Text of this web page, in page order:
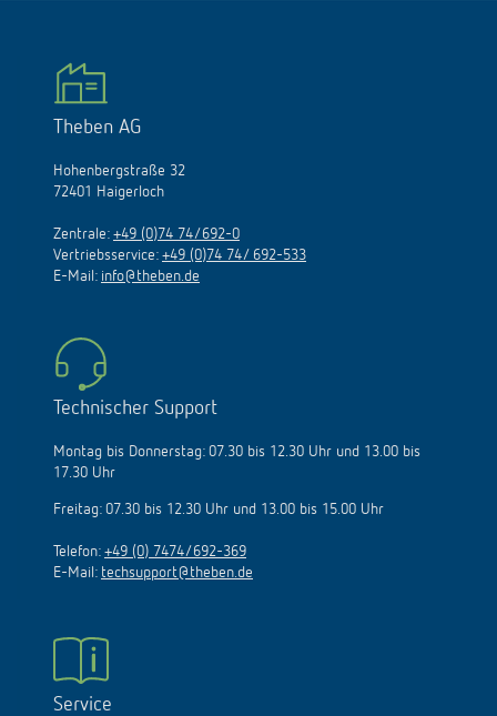
Theben AG
Hohenbergstraße 32
72401 Haigerloch
Zentrale: +49 (0)74 74/692-0
Vertriebsservice: +49 (0)74 74/ 692-533
E-Mail: info@theben.de
Technischer Support
Montag bis Donnerstag: 07.30 bis 12.30 Uhr und 13.00 bis
17.30 Uhr
Freitag: 07.30 bis 12.30 Uhr und 13.00 bis 15.00 Uhr
Telefon: +49 (0) 7474/692-369
E-Mail: techsupport@theben.de
Service